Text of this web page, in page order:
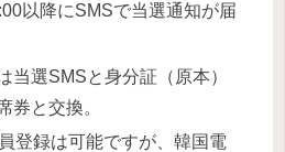
以降にSMSで当選通知が届
当選SMSと身分証（原本）
券と交換。
登録は可能ですが、韓国電